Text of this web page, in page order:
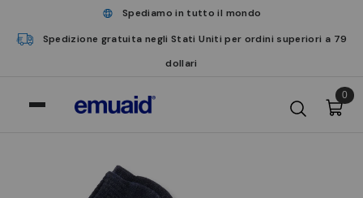
Spediamo in tutto il mondo
Spedizione gratuita negli Stati Uniti per ordini superiori a 79
dollari
0